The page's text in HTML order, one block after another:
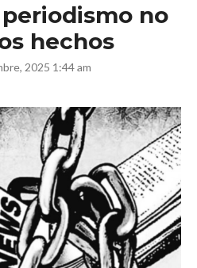
no
hechos
2025 1:44 am